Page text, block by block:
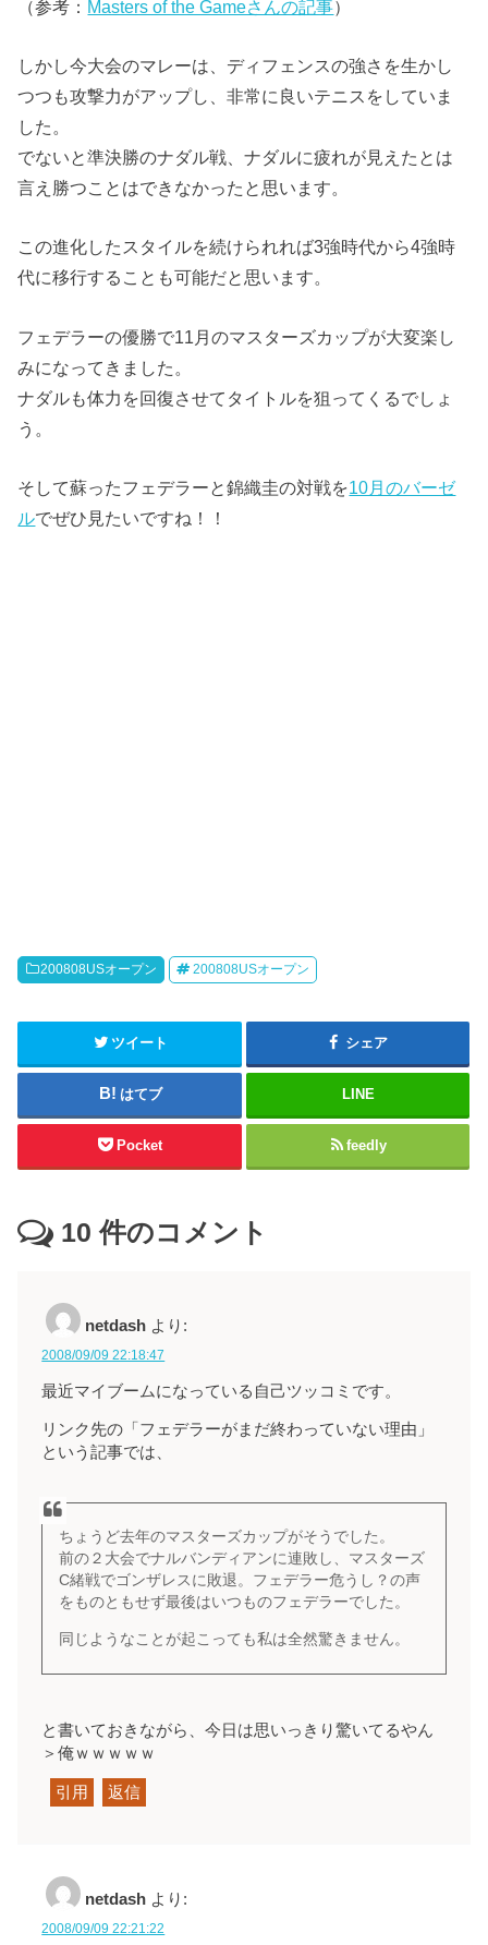
（参考： Masters of the Gameさんの記事）
しかし今大会のマレーは、ディフェンスの強さを生かし
つつも攻撃力がアップし、非常に良いテニスをしていま
した。
でないと準決勝のナダル戦、ナダルに疲れが見えたとは
言え勝つことはできなかったと思います。
この進化したスタイルを続けられれば3強時代から4強時
代に移行することも可能だと思います。
フェデラーの優勝で11月のマスターズカップが大変楽し
みになってきました。
ナダルも体力を回復させてタイトルを狙ってくるでしょ
う。
そして蘇ったフェデラーと錦織圭の対戦を10月のバーゼ
ルでぜひ見たいですね！！
200808USオープン 200808USオープン
ツイート シェア
はてブ LINE
Pocket feedly
10 件のコメント
netdash より:
2008/09/09 22:18:47
最近マイブームになっている自己ツッコミです。
リンク先の「フェデラーがまだ終わっていない理由」
という記事では、
ちょうど去年のマスターズカップがそうでした。
前の２大会でナルバンディアンに連敗し、マスターズ
C緒戦でゴンザレスに敗退。フェデラー危うし？の声
をものともせず最後はいつものフェデラーでした。
同じようなことが起こっても私は全然驚きません。
と書いておきながら、今日は思いっきり驚いてるやん
＞俺ｗｗｗｗｗ
引用 返信
netdash より:
2008/09/09 22:21:22